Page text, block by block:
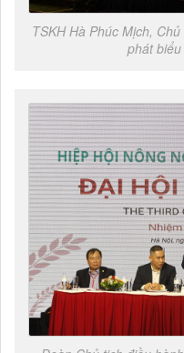
TSKH Hà Phúc Mịch,
phát